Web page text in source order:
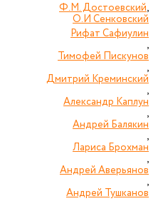
Ф.М. Достоевский,
О.И Сенковский
Рифат Сафиулин
,
Тимофей Пискунов
,
Дмитрий Креминский
,
Александр Каплун
,
Андрей Балякин
,
Лариса Брохман
,
Андрей Аверьянов
,
Андрей Тушканов